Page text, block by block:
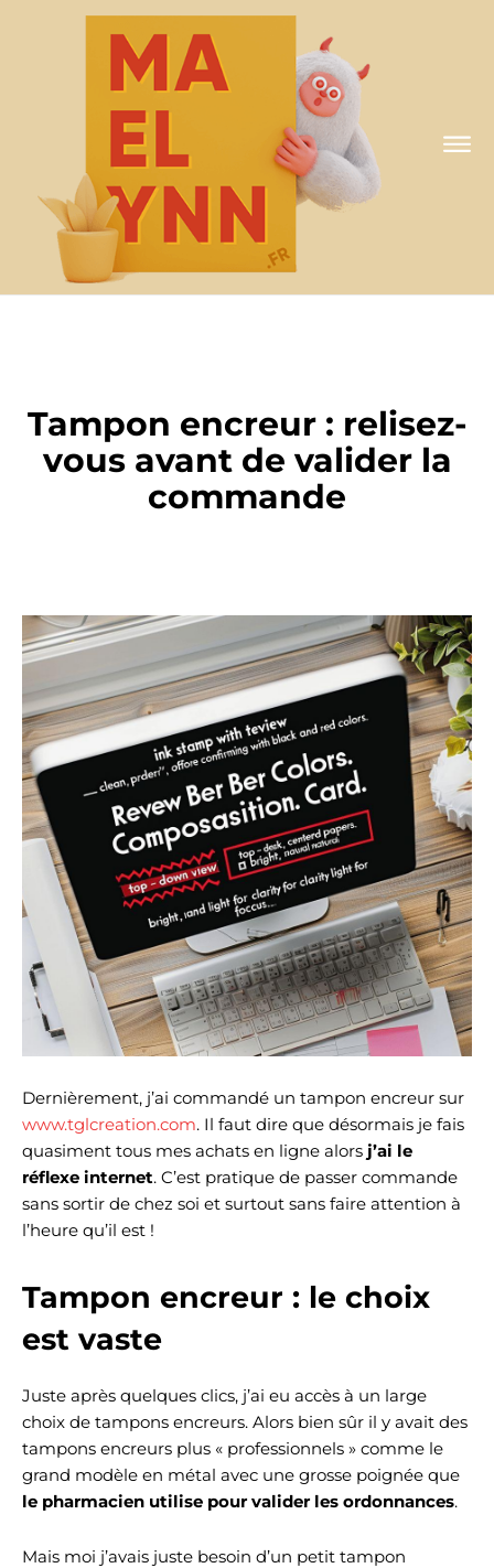
Tampon encreur : relisez-
vous avant de valider la
commande
Dernièrement, j’ai commandé un tampon encreur sur
www.tglcreation.com. Il faut dire que désormais je fais
quasiment tous mes achats en ligne alors j’ai le
réflexe internet. C’est pratique de passer commande
sans sortir de chez soi et surtout sans faire attention à
l’heure qu’il est !
Tampon encreur : le choix
est vaste
Juste après quelques clics, j’ai eu accès à un large
choix de tampons encreurs. Alors bien sûr il y avait des
tampons encreurs plus « professionnels » comme le
grand modèle en métal avec une grosse poignée que
le pharmacien utilise pour valider les ordonnances.
Mais moi j’avais juste besoin d’un petit tampon